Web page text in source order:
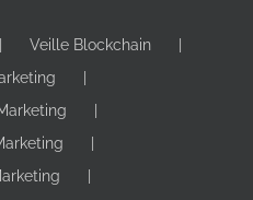
Veille Blockchain